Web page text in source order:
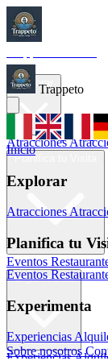
Inicio
Atracciones
Eventos
Experimenta
Experiencias
Trappeto
Inicio
Explorar
Atracciones
Planifica tu
Eventos
Experimenta
Experiencias
Sobre nosotros